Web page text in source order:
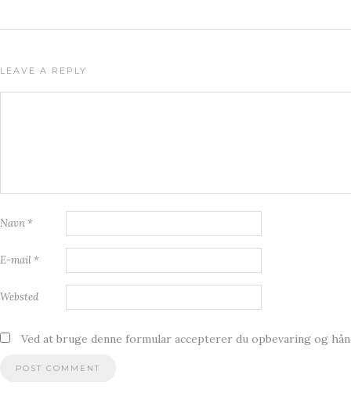
LEAVE A REPLY
Navn *
E-mail *
Websted
Ved at bruge denne formular accepterer du opbevaring og